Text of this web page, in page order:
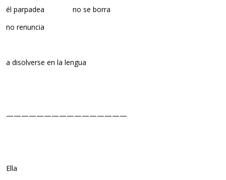
él parpadea no se borra
no renuncia
a disolverse en la lengua
————————————————
Ella